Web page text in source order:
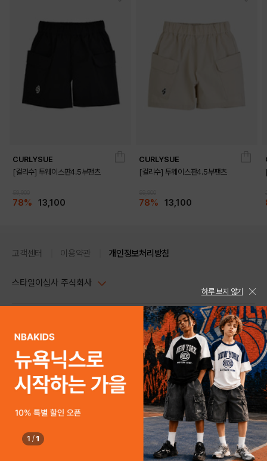
CURLYSUE
[컬리수] 투웨이스판4.5부팬츠
78% 13,100
CURLYSUE
[컬리수] 투웨이스판4.5부팬츠
78% 13,100
구매하기
고객센터 이용약관 개인정보처리방침
스타일이십사 주식회사
주소 : 서울시 강남구 논현로 633, 6층 (논현동, 한세엠케이빌딩)
사업자등록번호 : 116-81-32499
통신판매업신고번호 : 제 2024-서울강남-04239
호스팅 서비스 : 스타일이십사㈜
고객센터 1544-5336(평일 09:00~ 18:00 토/일/공휴일 휴무)
스타일24 고객센터 1544-5336
평일 09:00~ 18:00 (토/일/공휴일 휴무)
help Email : help@style24.com
COPYRIGHTⓒ2021 STYLE24 ALL RIGHTS RESERVED.
하루 보지 않기
1 / 1